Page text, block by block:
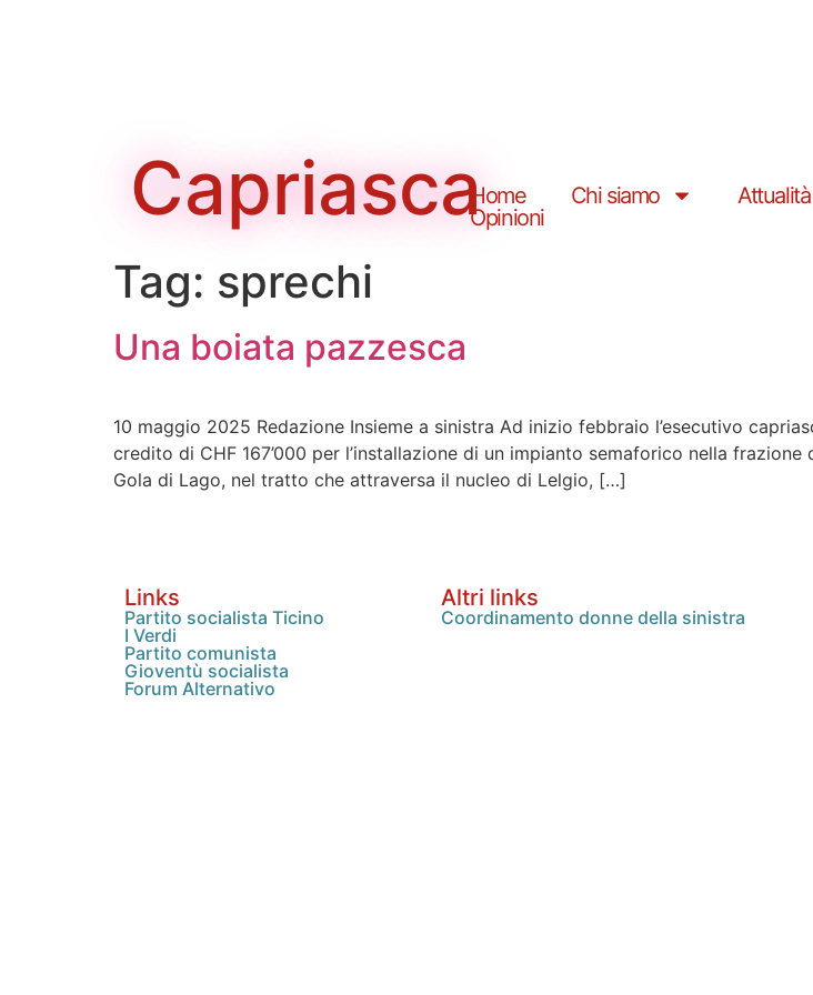
CapriascaHome Chi siamo Attualità
Opinioni
Tag: sprechi
Una boiata pazzesca
10 maggio 2025 Redazione Insieme a sinistra Ad inizio febbraio l’esecutivo
credito di CHF 167’000 per l’installazione di un impianto semaforico nella
Gola di Lago, nel tratto che attraversa il nucleo di Lelgio, […]
Links
Partito socialista Ticino
I Verdi
Partito comunista
Gioventù socialista
Forum Alternativo
Altri links
Coordinamento donne della sinistra